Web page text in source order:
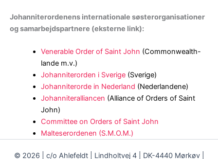
Johanniterordenens internationale søsterorganisationer
og samarbejdspartnere (eksterne link):
Venerable Order of Saint John (Commonwealth-
lande m.v.)
Johanniterorden i Sverige(Sverige)
Johanniterorde in Nederland (Nederlandene)
Johanniteralliancen (Alliance of Orders of Saint
John)
Committee on Orders of Saint John
Malteserordenen (S.M.O.M.)
© 2026 | c/o Ahlefeldt | Lindholtvej 4 | DK-4440 Mørkøv |